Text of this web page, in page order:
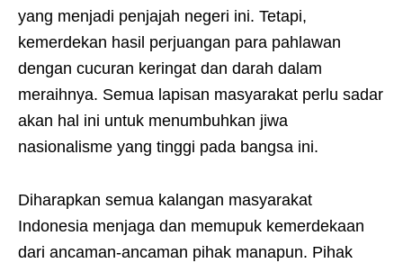
yang menjadi penjajah negeri ini. Tetapi,
kemerdekan hasil perjuangan para pahlawan
dengan cucuran keringat dan darah dalam
meraihnya. Semua lapisan masyarakat perlu sadar
akan hal ini untuk menumbuhkan jiwa
nasionalisme yang tinggi pada bangsa ini.
Diharapkan semua kalangan masyarakat
Indonesia menjaga dan memupuk kemerdekaan
dari ancaman-ancaman pihak manapun. Pihak